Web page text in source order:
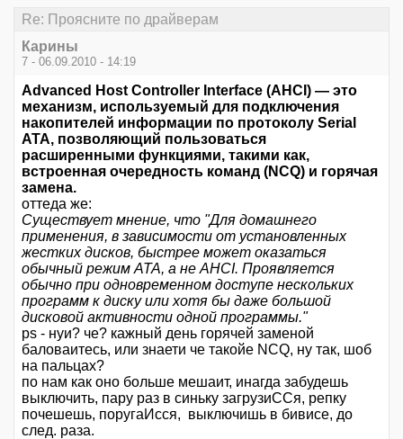
Re: Проясните по драйверам
Карины
7 - 06.09.2010 - 14:19
Advanced Host Controller Interface (AHCI) — это
механизм, используемый для подключения
накопителей информации по протоколу Serial
ATA, позволяющий пользоваться
расширенными функциями, такими как,
встроенная очередность команд (NCQ) и горячая
замена.
оттеда же:
Существует мнение, что "Для домашнего
применения, в зависимости от установленных
жестких дисков, быстрее может оказаться
обычный режим ATA, а не AHCI. Проявляется
обычно при одновременном доступе нескольких
программ к диску или хотя бы даже большой
дисковой активности одной программы."
ps - нуи? че? кажный день горячей заменой
баловаитесь, или знаети че такойе NCQ, ну так, шоб
на пальцах?
по нам как оно больше мешаит, инагда забудешь
выключить, пару раз в синьку загрузиССя, репку
почешешь, поругаИсся, выключишь в бивисе, до
след. раза.